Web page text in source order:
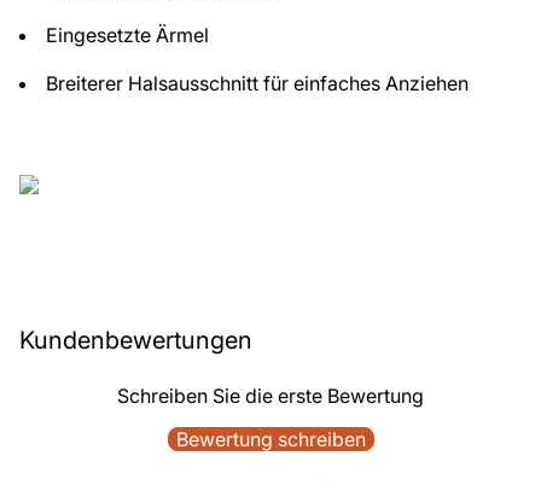
Eingesetzte Ärmel
Breiterer Halsausschnitt für einfaches Anziehen
Kundenbewertungen
Schreiben Sie die erste Bewertung
Bewertung schreiben